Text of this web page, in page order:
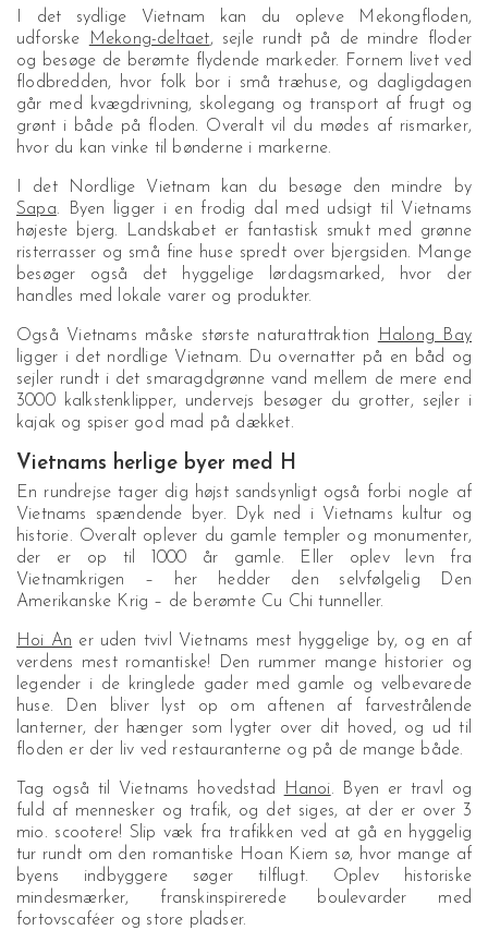
I det sydlige Vietnam kan du opleve Mekongfloden,
udforske
Mekong-deltaet, sejle rundt på de mindre floder
og besøge de berømte flydende markeder. Fornem livet ved
flodbredden, hvor folk bor i små træhuse, og dagligdagen
går med kvægdrivning, skolegang og transport af frugt og
grønt i både på floden. Overalt vil du mødes af rismarker,
hvor du kan vinke til bønderne i markerne.
I det Nordlige Vietnam kan du besøge den mindre by
Sapa. Byen ligger i en frodig dal med udsigt til Vietnams
højeste bjerg. Landskabet er fantastisk smukt med grønne
risterrasser og små fine huse spredt over bjergsiden. Mange
besøger også det hyggelige lørdagsmarked, hvor der
handles med lokale varer og produkter.
Også Vietnams måske største naturattraktion
Halong Bay
ligger i det nordlige Vietnam. Du overnatter på en båd og
sejler rundt i det smaragdgrønne vand mellem de mere end
3000 kalkstenklipper, undervejs besøger du grotter, sejler i
kajak og spiser god mad på dækket.
Vietnams herlige byer med H
En rundrejse tager dig højst sandsynligt også forbi nogle af
Vietnams spændende byer. Dyk ned i Vietnams kultur og
historie. Overalt oplever du gamle templer og monumenter,
der er op til 1000 år gamle. Eller oplev levn fra
Vietnamkrigen – her hedder den selvfølgelig Den
Amerikanske Krig – de berømte Cu Chi tunneller.
Hoi An er uden tvivl Vietnams mest hyggelige by, og en af
verdens mest romantiske! Den rummer mange historier og
legender i de kringlede gader med gamle og velbevarede
huse. Den bliver lyst op om aftenen af farvestrålende
lanterner, der hænger som lygter over dit hoved, og ud til
floden er der liv ved restauranterne og på de mange både.
Tag også til Vietnams hovedstad Hanoi. Byen er travl og
fuld af mennesker og trafik, og det siges, at der er over 3
mio. scootere! Slip væk fra trafikken ved at gå en hyggelig
tur rundt om den romantiske Hoan Kiem sø, hvor mange af
byens indbyggere søger tilflugt. Oplev historiske
mindesmærker, franskinspirerede boulevarder med
fortovscaféer og store pladser.